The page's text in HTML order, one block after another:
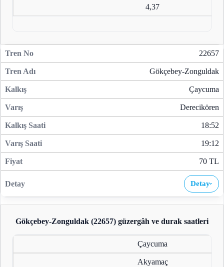
4,37
22657
Gökçebey-Zonguldak
Çaycuma
Derecikören
18:52
19:12
70 TL
Detay›
Gökçebey-Zonguldak (22657) güzergâh ve durak saatleri
Çaycuma
Akyamaç